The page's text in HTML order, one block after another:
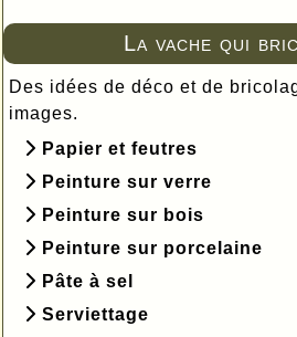
La vache qui
Des idées de déco et de
images.
Papier et feutres
Peinture sur verre
Peinture sur bois
Peinture sur porcelaine
Pâte à sel
Serviettage